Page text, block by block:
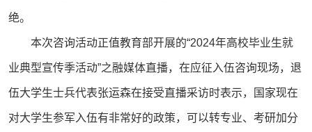
绝。
本次咨询活动正值教育部开展的“2024年高校毕业生就
业典型宣传季活动”之融媒体直播，在应征入伍咨询现场，退
伍大学生士兵代表张运森在接受直播采访时表示，国家现在
对大学生参军入伍有非常好的政策，可以转专业、考研加分